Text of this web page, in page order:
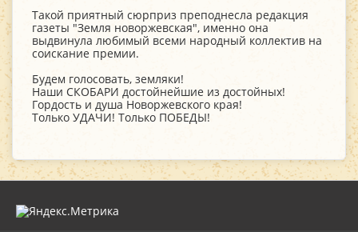
Такой приятный сюрприз преподнесла редакция
газеты "Земля новоржевская", именно она
выдвинула любимый всеми народный коллектив на
соискание премии.
Будем голосовать, земляки!
Наши СКОБАРИ достойнейшие из достойных!
Гордость и душа Новоржевского края!
Только УДАЧИ! Только ПОБЕДЫ!